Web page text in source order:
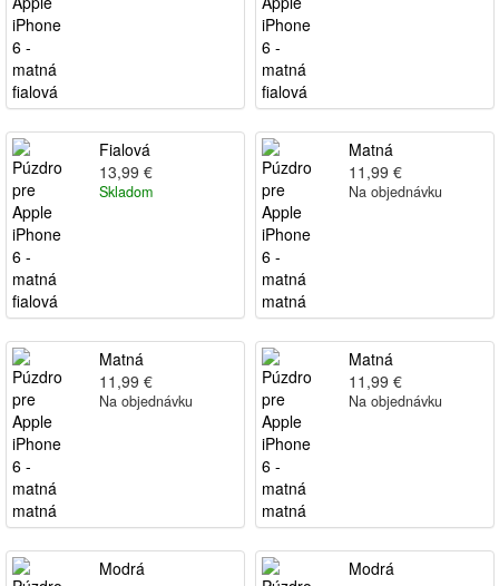
Fialová
13,99 €
Skladom
Matná
11,99 €
Na objednávku
Matná
11,99 €
Na objednávku
Matná
11,99 €
Na objednávku
Modrá
Modrá